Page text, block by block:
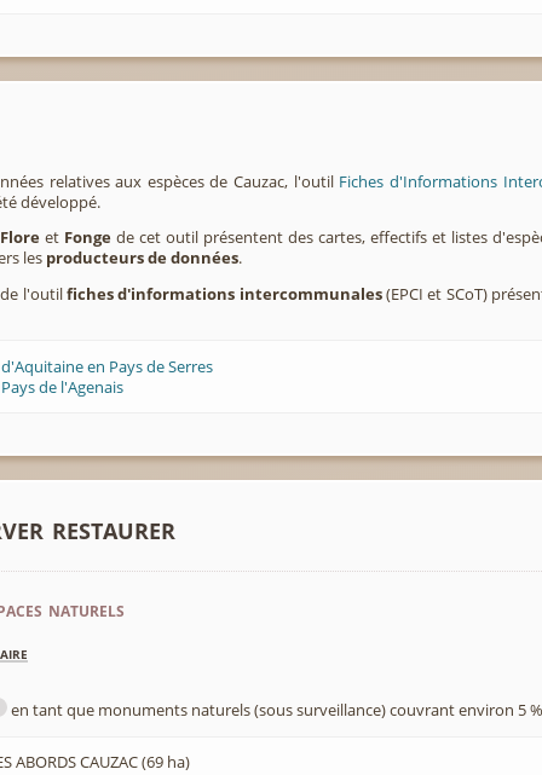
relatives aux espèces de Cauzac, l'outil Fiches d'Informations
développé.
Flore et Fonge de cet outil présentent des cartes, effectifs et listes
les producteurs de données.
de l'outilfiches d'informations intercommunales(EPCI et SCoT)
en Pays de Serres
de l'Agenais
restaurer
naturels
en tant que monuments naturels (sous surveillance) couvrant environ 5
ABORDS CAUZAC (69 ha)